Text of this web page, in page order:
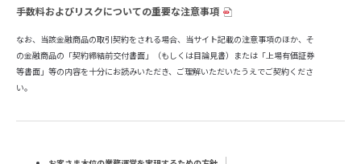
手数料およびリスクについての重要な注意事項
なお、当該金融商品の取引契約をされる場合、当サイト記載の注意事項のほか、そ
の金融商品の「契約締結前交付書面」（もしくは目論見書）または「上場有価証券
等書面」等の内容を十分にお読みいただき、ご理解いただいたうえでご契約くださ
い。